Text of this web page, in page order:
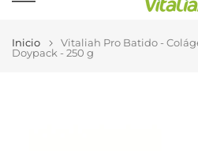
Inicio
Vitaliah Pro Batido -
Doypack - 250 g